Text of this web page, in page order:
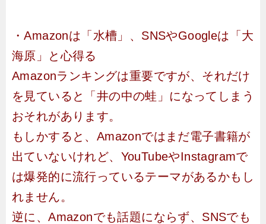
・Amazonは「水槽」、SNSやGoogleは「大
海原」と心得る
Amazonランキングは重要ですが、それだけ
を見ていると「井の中の蛙」になってしまう
おそれがあります。
もしかすると、Amazonではまだ電子書籍が
出ていないけれど、YouTubeやInstagramで
は爆発的に流行っているテーマがあるかもし
れません。
逆に、Amazonでも話題にならず、SNSでも